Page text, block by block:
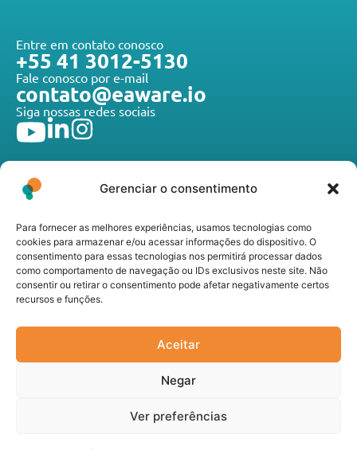
Gerenciar o consentimento
Para fornecer as melhores experiências, usamos tecnologias como
cookies para armazenar e/ou acessar informações do dispositivo. O
consentimento para essas tecnologias nos permitirá processar dados
como comportamento de navegação ou IDs exclusivos neste site. Não
consentir ou retirar o consentimento pode afetar negativamente certos
recursos e funções.
Aceitar
Negar
Ver preferências
Entre em contato conosco
+55 41 3012-5130
Fale conosco por e-mail
contato@eaware.io
Siga nossas redes sociais
A E-Aware Technologies desenvolve tecnologias de
ponta que atendem toda a cadeia do agronegócio, do
produtor rural à agroindústria, promovendo inovação,
sustentabilidade e eficiência operacional nos mais
diferentes segmentos do setor.
Política de Privacidade
Canal de Transparência
EAWARE SISTEMAS LTDA – 16.478.689/0001-02